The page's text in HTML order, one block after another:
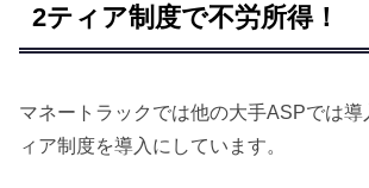
2ティア制度で不労所得！
マネートラックでは他の大手ASPでは導
ィア制度を導入にしています。